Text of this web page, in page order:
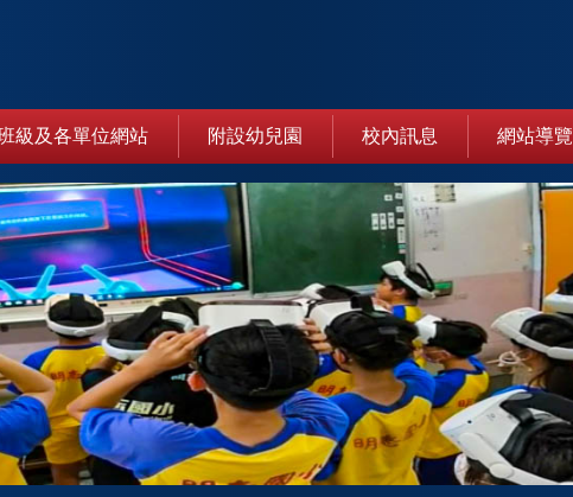
級及各單位網站 附設幼兒園 校內訊息 網站導覽